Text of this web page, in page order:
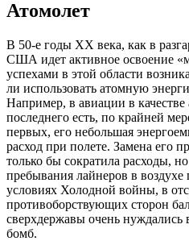
Атомолет
В 50-е годы XX века, как в
США идет активное освоение
успехами в этой области
ли использовать атомную
Например, в авиации в
последнего есть, по крайней
первых, его небольшая
расход при полете. Замена его
только бы сократила расходы,
пребывания лайнеров в
условиях Холодной войны, в
противоборствующих сторон
сверхдержавы очень нуждались
бомб.